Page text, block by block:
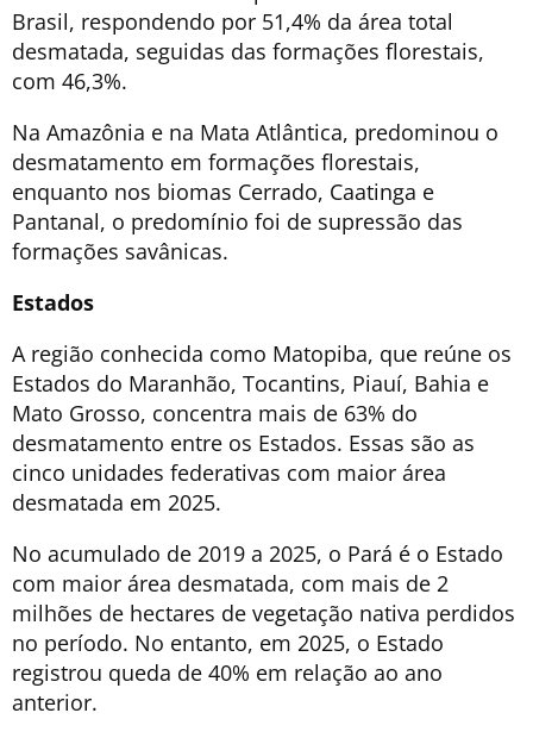
Brasil, respondendo por 51,4% da área total
desmatada, seguidas das formações florestais,
com 46,3%.
Na Amazônia e na Mata Atlântica, predominou o
desmatamento em formações florestais,
enquanto nos biomas Cerrado, Caatinga e
Pantanal, o predomínio foi de supressão das
formações savânicas.
Estados
A região conhecida como Matopiba, que reúne os
Estados do Maranhão, Tocantins, Piauí, Bahia e
Mato Grosso, concentra mais de 63% do
desmatamento entre os Estados. Essas são as
cinco unidades federativas com maior área
desmatada em 2025.
No acumulado de 2019 a 2025, o Pará é o Estado
com maior área desmatada, com mais de 2
milhões de hectares de vegetação nativa perdidos
no período. No entanto, em 2025, o Estado
registrou queda de 40% em relação ao ano
anterior.